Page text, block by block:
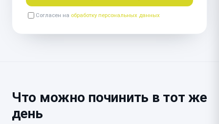
Согласен на обработку персональных данных
Что можно починить в тот же
день